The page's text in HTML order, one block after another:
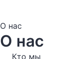
О нас
О нас
Кто мы